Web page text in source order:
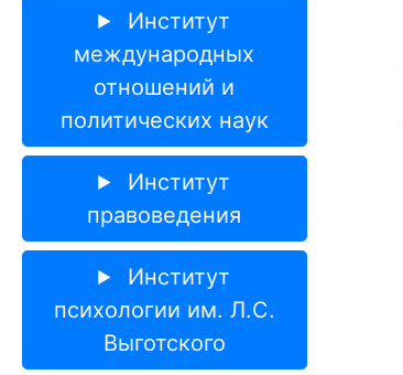
Институт
международных
отношений и
политических наук
Институт
правоведения
Институт
психологии им. Л.С.
Выготского